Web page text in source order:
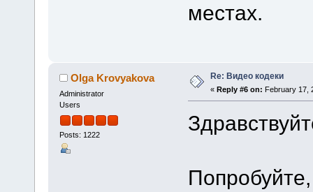
местах.
Olga Krovyakova
Administrator
Users
Posts: 1222
Re: Видео кодеки
« Reply #6 on: February 17,